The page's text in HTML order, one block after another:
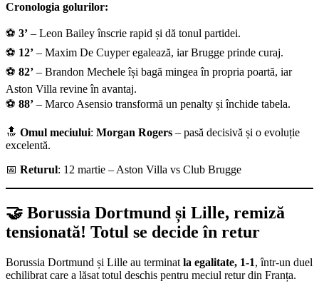
Cronologia golurilor:
⚽ 3’ – Leon Bailey înscrie rapid și dă tonul partidei.
⚽ 12’ – Maxim De Cuyper egalează, iar Brugge prinde curaj.
⚽ 82’ – Brandon Mechele își bagă mingea în propria poartă, iar
Aston Villa revine în avantaj.
⚽ 88’ – Marco Asensio transformă un penalty și închide tabela.
🔝 Omul meciului: Morgan Rogers – pasă decisivă și o evoluție
excelentă.
📅 Returul: 12 martie – Aston Villa vs Club Brugge
🤝 Borussia Dortmund și Lille, remiză
tensionată! Totul se decide în retur
Borussia Dortmund și Lille au terminat la egalitate, 1-1, într-un duel
echilibrat care a lăsat totul deschis pentru meciul retur din Franța.